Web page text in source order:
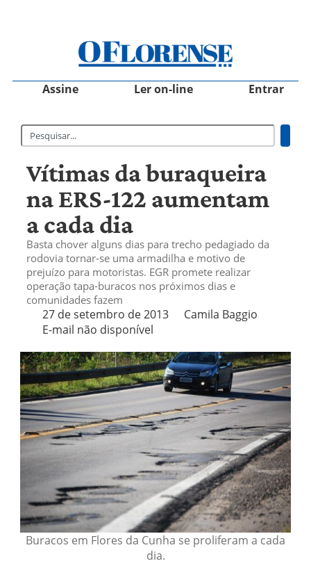
Assine Ler on-line Entrar
Vítimas da buraqueira
na ERS-122 aumentam
a cada dia
Basta chover alguns dias para trecho pedagiado da
rodovia tornar-se uma armadilha e motivo de
prejuízo para motoristas. EGR promete realizar
operação tapa-buracos nos próximos dias e
comunidades fazem
27 de setembro de 2013
Camila Baggio
E-mail não disponível
Buracos em Flores da Cunha se proliferam a cada
dia.